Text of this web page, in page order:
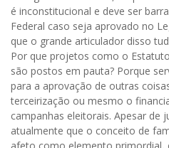
é inconstitucional e deve ser
Federal caso seja aprovado no
que o grande articulador disso
Por que projetos como o Estatuto
são postos em pauta? Porque
para a aprovação de outras
terceirização ou mesmo o
campanhas eleitorais. Apesar de
atualmente que o conceito de